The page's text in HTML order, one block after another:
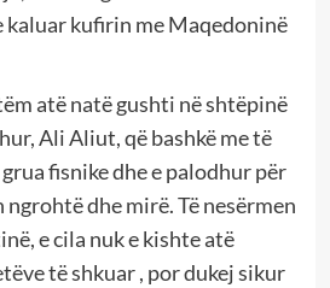
kaluar kufirin me Maqedoninë
atë natë gushti në shtëpinë
Ali Aliut, që bashkë me të
fisnike dhe e palodhur për
dhe mirë. Të nesërmen
e cila nuk e kishte atë
të shkuar , por dukej sikur